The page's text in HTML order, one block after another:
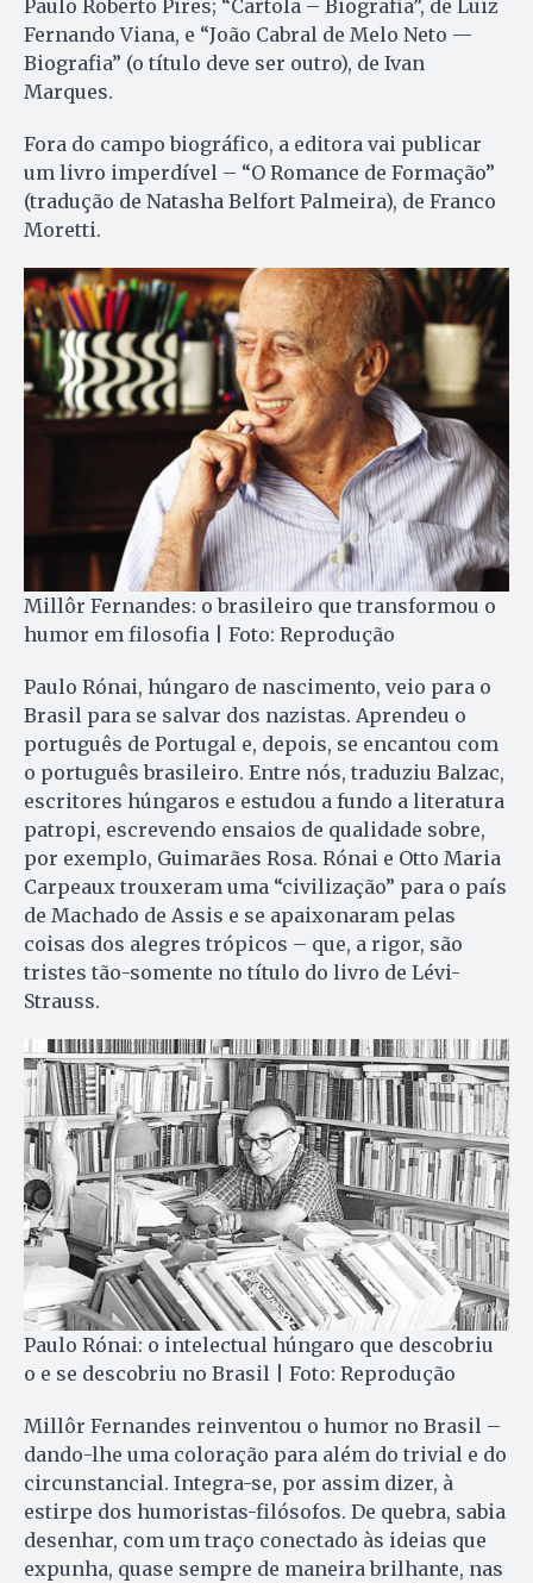
Paulo Roberto Pires; “Cartola – Biografia”, de Luiz
Fernando Viana, e “João Cabral de Melo Neto —
Biografia” (o título deve ser outro), de Ivan
Marques.
Fora do campo biográfico, a editora vai publicar
um livro imperdível – “O Romance de Formação”
(tradução de Natasha Belfort Palmeira), de Franco
Moretti.
Millôr Fernandes: o brasileiro que transformou o
humor em filosofia | Foto: Reprodução
Paulo Rónai, húngaro de nascimento, veio para o
Brasil para se salvar dos nazistas. Aprendeu o
português de Portugal e, depois, se encantou com
o português brasileiro. Entre nós, traduziu Balzac,
escritores húngaros e estudou a fundo a literatura
patropi, escrevendo ensaios de qualidade sobre,
por exemplo, Guimarães Rosa. Rónai e Otto Maria
Carpeaux trouxeram uma “civilização” para o país
de Machado de Assis e se apaixonaram pelas
coisas dos alegres trópicos – que, a rigor, são
tristes tão-somente no título do livro de Lévi-
Strauss.
Paulo Rónai: o intelectual húngaro que descobriu
o e se descobriu no Brasil | Foto: Reprodução
Millôr Fernandes reinventou o humor no Brasil –
dando-lhe uma coloração para além do trivial e do
circunstancial. Integra-se, por assim dizer, à
estirpe dos humoristas-filósofos. De quebra, sabia
desenhar, com um traço conectado às ideias que
expunha, quase sempre de maneira brilhante, nas